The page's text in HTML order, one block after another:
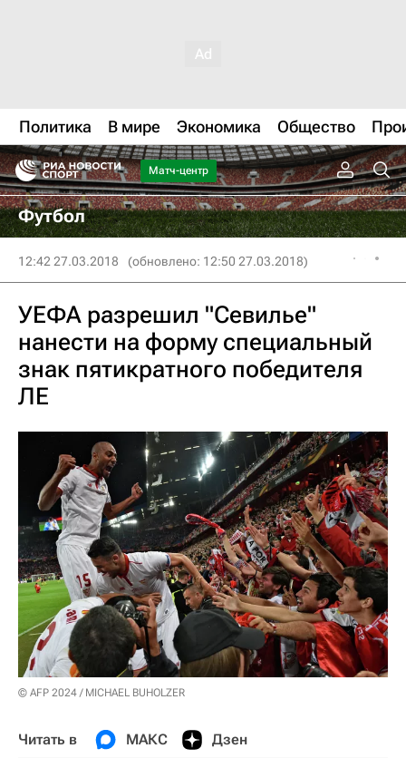
Политика В мире Экономика Общество
Матч-центр
Футбол
12:42 27.03.2018 (обновлено: 12:50 27.03.2018)
УЕФА разрешил "Севилье"
нанести на форму специальный
знак пятикратного победителя
ЛЕ
© AFP 2024 / MICHAEL BUHOLZER
Читать в МАКС Дзен